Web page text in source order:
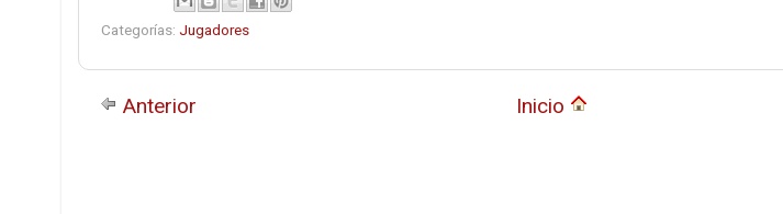
Categorías: Jugadores
Anterior Inicio